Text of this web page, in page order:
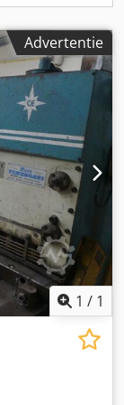
Advertentie
1 / 1